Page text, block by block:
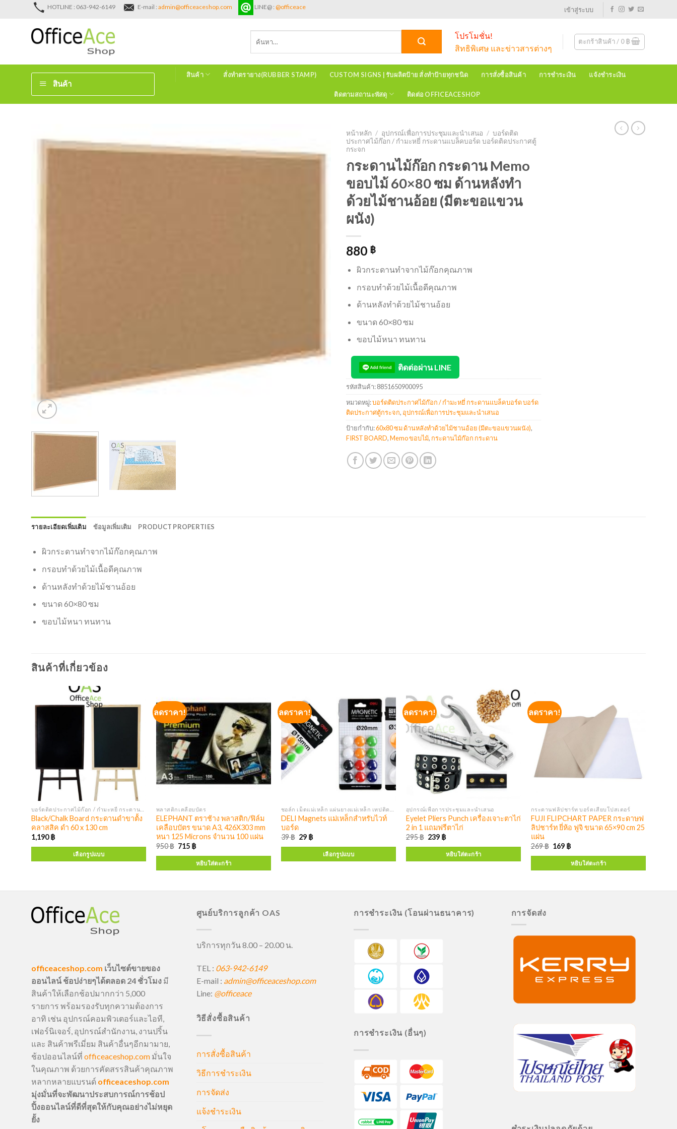
HOTLINE : 063-942-6149 E-mail : admin@officeaceshop.com LINE@ : @officeace เข้าสู่ระบบ
โปรโมชั่น!
สิทธิพิเศษ และข่าวสารต่างๆ
ตะกร้าสินค้า / 0฿
สินค้า
สินค้า สั่งทำตรายาง(RUBBER STAMP) CUSTOM SIGNS | รับผลิตป้าย สั่งทำป้ายทุกชนิด การสั่งซื้อสินค้า การชำระเงิน แจ้งชำระเงิน
ติดตามสถานะพัสดุ ติดต่อ OFFICEACESHOP
หน้าหลัก / อุปกรณ์เพื่อการประชุมและนำเสนอ / บอร์ดติด
ประกาศไม้ก๊อก / กำมะหยี่ กระดานแบล็คบอร์ด บอร์ดติดประกาศตู้
กระจก
กระดานไม้ก๊อก กระดาน Memo
ขอบไม้ 60×80 ซม ด้านหลังทำ
ด้วยไม้ชานอ้อย (มีตะขอแขวน
ผนัง)
880 ฿
ผิวกระดานทำจากไม้ก๊อกคุณภาพ
กรอบทำด้วยไม้เนื้อดีคุณภาพ
ด้านหลังทำด้วยไม้ชานอ้อย
ขนาด 60×80 ซม
ขอบไม้หนา ทนทาน
ติดต่อผ่าน LINE
รหัสสินค้า:8851650900095
หมวดหมู่:บอร์ดติดประกาศไม้ก๊อก / กำมะหยี่ กระดานแบล็คบอร์ด บอร์ด
ติดประกาศตู้กระจก, อุปกรณ์เพื่อการประชุมและนำเสนอ
ป้ายกำกับ:60x80 ซม ด้านหลังทำด้วยไม้ชานอ้อย (มีตะขอแขวนผนัง),
FIRST BOARD,Memo ขอบไม้, กระดานไม้ก๊อก กระดาน
รายละเอียดเพิ่มเติม ข้อมูลเพิ่มเติม PRODUCT PROPERTIES
ผิวกระดานทำจากไม้ก๊อกคุณภาพ
กรอบทำด้วยไม้เนื้อดีคุณภาพ
ด้านหลังทำด้วยไม้ชานอ้อย
ขนาด 60×80 ซม
ขอบไม้หนา ทนทาน
สินค้าที่เกี่ยวข้อง
Black/Chalk Board กระดานดำขาต้้ง
คลาสสิค ดำ 60 x 130 cm
1,190฿
เลือกรูปแบบ
ลดราคา!
พลาสติกเคลือบบัตร
ELEPHANT ตราช้าง พลาสติก/ฟิล์ม
เคลือบบัตร ขนาด A3, 426X303 mm
หนา 125 Microns จำนวน 100 แผ่น
950฿ 715 ฿
หยิบใส่ตะกร้า
ลดราคา!
DELI Magnets แม่เหล็กสำหรับไวท์
บอร์ด
39฿ 29 ฿
เลือกรูปแบบ
ลดราคา!
อุปกรณ์เพื่อการประชุมและนำเสนอ
Eyelet Pliers Punch เครื่องเจาะตาไก่
2 in 1 แถมฟรีตาไก่
295฿ 239 ฿
หยิบใส่ตะกร้า
ลดราคา!
กระดานฟลิปชาร์ท บอร์ดเสียบโปสเตอร์
FUJI FLIPCHART PAPER กระดาษฟ
ลิปชาร์ท ยี่ห้อ ฟูจิ ขนาด 65×90 cm 25
แผ่น
269฿ 169 ฿
หยิบใส่ตะกร้า
officeaceshop.com เว็บไซต์ขายของ
ออนไลน์ ช้อปง่ายๆได้ตลอด 24 ชั่วโมง มี
สินค้าให้เลือกช้อปมากกว่า 5,000
รายการ พร้อมรองรับทุกความต้องการ
อาทิ เช่น อุปกรณ์คอมพิวเตอร์และไอที,
เฟอร์นิเจอร์, อุปกรณ์สำนักงาน, งานปริ้น
และ สินค้าพรีเมี่ยม สินค้าอื่นๆอีกมามาย,
ช้อปออนไลน์ที่ officeaceshop.com มั่นใจ
ในคุณภาพ ด้วยการคัดสรรสินค้าคุณภาพ
หลากหลายแบรนด์ officeaceshop.com
มุ่งมั่นที่จะพัฒนาประสบการณ์การช้อป
ปิ้งออนไลน์ที่ดีที่สุดให้กับคุณอย่างไม่หยุด
ยั้ง
ศูนย์บริการลูกค้า OAS
บริการทุกวัน 8.00 – 20.00 น.
TEL : 063-942-6149
E-mail : admin@officeaceshop.com
Line: @officeace
วิธีสั่งซื้อสินค้า
การสั่งซื้อสินค้า
วิธีการชำระเงิน
การจัดส่ง
แจ้งชำระเงิน
การชำระเงิน (โอนผ่านธนาคาร)
การชำระเงิน (อื่นๆ)
การจัดส่ง